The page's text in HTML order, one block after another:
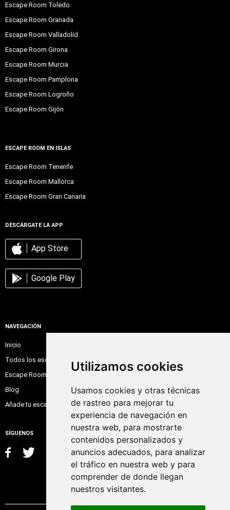
Utilizamos cookies
Usamos cookies y otras técnicas
de rastreo para mejorar tu
experiencia de navegación en
nuestra web, para mostrarte
contenidos personalizados y
anuncios adecuados, para analizar
el tráfico en nuestra web y para
comprender de donde llegan
nuestros visitantes.
Escape Room Toledo
Escape Room Granada
Escape Room Valladolid
Escape Room Girona
Escape Room Murcia
Escape Room Pamplona
Escape Room Logroño
Escape Room Gijón
ESCAPE ROOM EN ISLAS
Escape Room Tenerife
Escape Room Mallorca
Escape Room Gran Canaria
DESCÁRGATE LA APP
App Store
Google Play
NAVEGACIÓN
Inicio
Todos los escape room
Escape Room Online
Blog
Añade tu escape room
SÍGUENOS